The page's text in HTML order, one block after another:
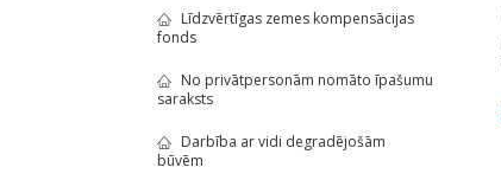
Līdzvērtīgas zemes kompensācijas
fonds
No privātpersonām nomāto īpašumu
saraksts
Darbība ar vidi degradējošām
būvēm